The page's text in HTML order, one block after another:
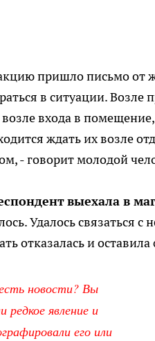
пришло письмо от
в ситуации. Возле
возле входа в
ждать их возле
- говорит молодой
выехала в
Удалось связаться
отказалась и
новости? Вы
редкое явление и
его или